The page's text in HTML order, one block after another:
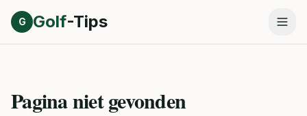
Direct naar inhoud
G Golf-Tips
Pagina niet gevonden